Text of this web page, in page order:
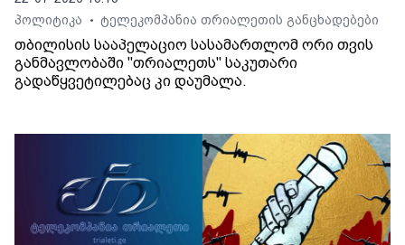
პოლიტიკა
• ტელეკომპანია თრიალეთის განცხადებები
თბილისის სააპელაციო სასამართლომ ორი თვის
განმავლობაში "თრიალეთს" საკუთარი
გადაწყვეტილებაც კი დაუმალა.